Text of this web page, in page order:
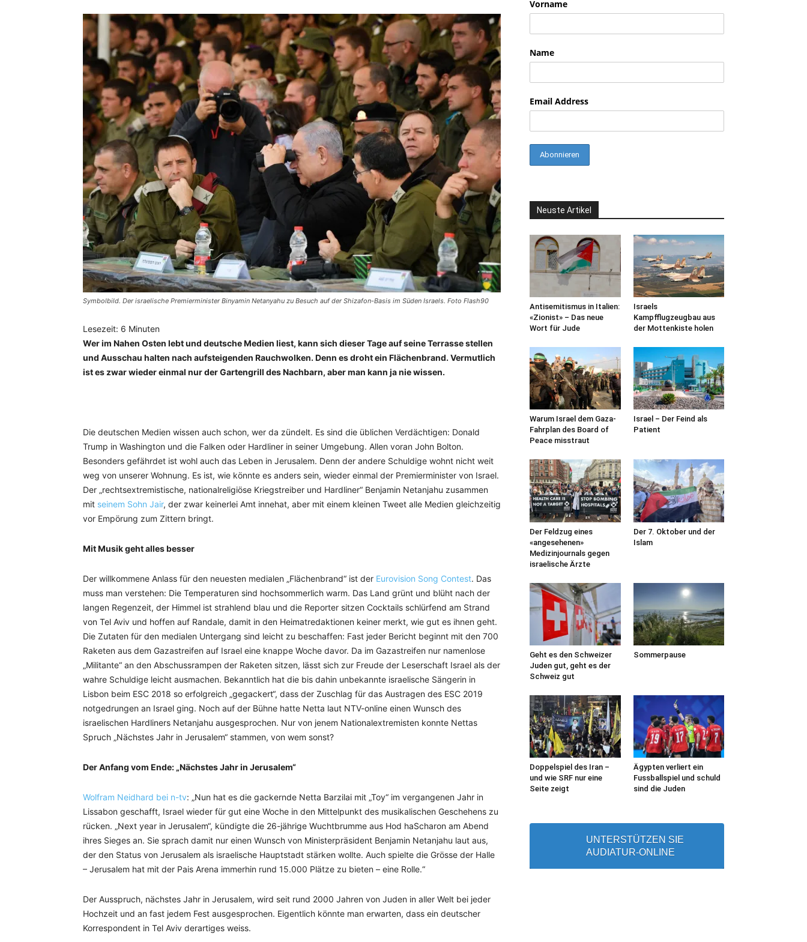
Symbolbild. Der israelische Premierminister Binyamin Netanyahu zu Besuch auf der Shizafon-Basis im Süden Israels. Foto Flash90
Lesezeit: 6 Minuten
Wer im Nahen Osten lebt und deutsche Medien liest, kann sich dieser Tage auf seine Terrasse stellen
und Ausschau halten nach aufsteigenden Rauchwolken. Denn es droht ein Flächenbrand. Vermutlich
ist es zwar wieder einmal nur der Gartengrill des Nachbarn, aber man kann ja nie wissen.
Die deutschen Medien wissen auch schon, wer da zündelt. Es sind die üblichen Verdächtigen: Donald
Trump in Washington und die Falken oder Hardliner in seiner Umgebung. Allen voran John Bolton.
Besonders gefährdet ist wohl auch das Leben in Jerusalem. Denn der andere Schuldige wohnt nicht weit
weg von unserer Wohnung. Es ist, wie könnte es anders sein, wieder einmal der Premierminister von Israel.
Der „rechtsextremistische, nationalreligiöse Kriegstreiber und Hardliner“ Benjamin Netanjahu zusammen
mit seinem Sohn Jair, der zwar keinerlei Amt innehat, aber mit einem kleinen Tweet alle Medien gleichzeitig
vor Empörung zum Zittern bringt.
Mit Musik geht alles besser
Der willkommene Anlass für den neuesten medialen „Flächenbrand“ ist der Eurovision Song Contest. Das
muss man verstehen: Die Temperaturen sind hochsommerlich warm. Das Land grünt und blüht nach der
langen Regenzeit, der Himmel ist strahlend blau und die Reporter sitzen Cocktails schlürfend am Strand
von Tel Aviv und hoffen auf Randale, damit in den Heimatredaktionen keiner merkt, wie gut es ihnen geht.
Die Zutaten für den medialen Untergang sind leicht zu beschaffen: Fast jeder Bericht beginnt mit den 700
Raketen aus dem Gazastreifen auf Israel eine knappe Woche davor. Da im Gazastreifen nur namenlose
„Militante“ an den Abschussrampen der Raketen sitzen, lässt sich zur Freude der Leserschaft Israel als der
wahre Schuldige leicht ausmachen. Bekanntlich hat die bis dahin unbekannte israelische Sängerin in
Lisbon beim ESC 2018 so erfolgreich „gegackert“, dass der Zuschlag für das Austragen des ESC 2019
notgedrungen an Israel ging. Noch auf der Bühne hatte Netta laut NTV-online einen Wunsch des
israelischen Hardliners Netanjahu ausgesprochen. Nur von jenem Nationalextremisten konnte Nettas
Spruch „Nächstes Jahr in Jerusalem“ stammen, von wem sonst?
Der Anfang vom Ende: „Nächstes Jahr in Jerusalem“
Wolfram Neidhard bei n-tv: „Nun hat es die gackernde Netta Barzilai mit „Toy“ im vergangenen Jahr in
Lissabon geschafft, Israel wieder für gut eine Woche in den Mittelpunkt des musikalischen Geschehens zu
rücken. „Next year in Jerusalem“, kündigte die 26-jährige Wuchtbrumme aus Hod haScharon am Abend
ihres Sieges an. Sie sprach damit nur einen Wunsch von Ministerpräsident Benjamin Netanjahu laut aus,
der den Status von Jerusalem als israelische Hauptstadt stärken wollte. Auch spielte die Grösse der Halle
– Jerusalem hat mit der Pais Arena immerhin rund 15.000 Plätze zu bieten – eine Rolle.“
Der Ausspruch, nächstes Jahr in Jerusalem, wird seit rund 2000 Jahren von Juden in aller Welt bei jeder
Hochzeit und an fast jedem Fest ausgesprochen. Eigentlich könnte man erwarten, dass ein deutscher
Korrespondent in Tel Aviv derartiges weiss.
Vorname
Name
Email Address
Neuste Artikel
Antisemitismus in Italien:
«Zionist» – Das neue
Wort für Jude
Israels
Kampfflugzeugbau aus
der Mottenkiste holen
Warum Israel dem Gaza-
Fahrplan des Board of
Peace misstraut
Israel – Der Feind als
Patient
Der Feldzug eines
«angesehenen»
Medizinjournals gegen
israelische Ärzte
Der 7. Oktober und der
Islam
Geht es den Schweizer
Juden gut, geht es der
Schweiz gut
Sommerpause
Doppelspiel des Iran –
und wie SRF nur eine
Seite zeigt
Ägypten verliert ein
Fussballspiel und schuld
sind die Juden
UNTERSTÜTZEN SIE
AUDIATUR-ONLINE